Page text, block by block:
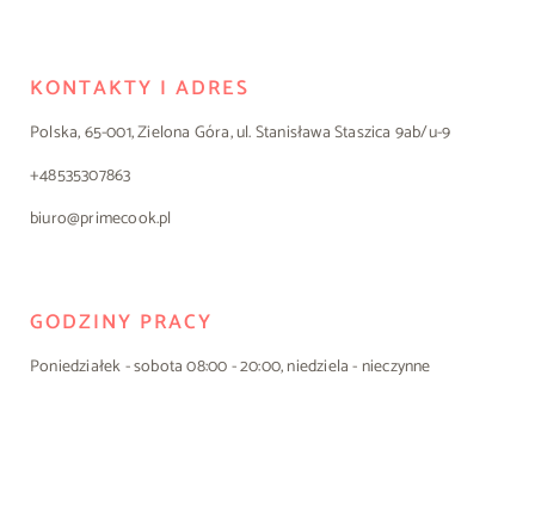
KONTAKTY I ADRES
Polska, 65-001, Zielona Góra, ul. Stanisława Staszica 9ab/u-9
+48535307863
biuro@primecook.pl
GODZINY PRACY
Poniedziałek - sobota 08:00 - 20:00, niedziela - nieczynne